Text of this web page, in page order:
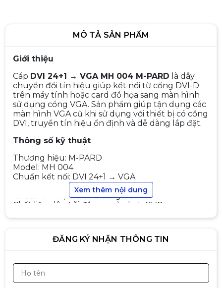
MÔ TẢ SẢN PHẨM
Giới thiệu
Cáp DVI 24+1 → VGA MH 004 M-PARD là dây
chuyển đổi tín hiệu giúp kết nối từ cổng DVI-D
trên máy tính hoặc card đồ họa sang màn hình
sử dụng cổng VGA. Sản phẩm giúp tận dụng các
màn hình VGA cũ khi sử dụng với thiết bị có cổng
DVI, truyền tín hiệu ổn định và dễ dàng lắp đặt.
Thông số kỹ thuật
Thương hiệu: M-PARD
Model: MH 004
Chuẩn kết nối: DVI 24+1 → VGA
Độ dài cáp: ~1.5 m
Chuẩn tín hiệu: DVI-D sang VGA
Chất liệu dây: Lõi đồng + vỏ nhựa PVC
• Đầu cắm chắc chắn, dễ lắp đặt
• Phù hợp cho PC, card màn hình có cổng DVI
Xem thêm nội dung
ĐĂNG KÝ NHẬN THÔNG TIN
Cáp HDMI 15M – Dây Dẹt
390.000đ 490.000đ
Dây HDMI 15m V_H210 VEGGIEG
4K
-19%
Bộ chuyển mạch HDMI 2 vào 1 ra
249.000đ 350.000đ